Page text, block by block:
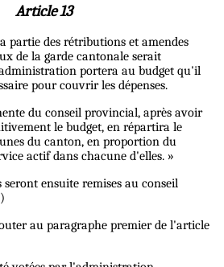
Article 13
partie des rétributions et amendes
de la garde cantonale serait
portera au budget qu'il
pour couvrir les dépenses.
du conseil provincial, après avoir
le budget, en répartira le
du canton, en proportion du
actif dans chacune d'elles. »
seront ensuite remises au conseil
au paragraphe premier de l'article